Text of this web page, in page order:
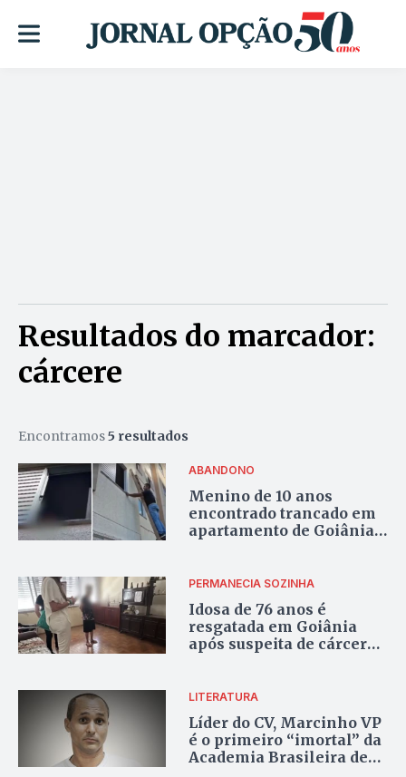
Resultados do marcador:
cárcere
Encontramos5 resultados
ABANDONO
Menino de 10 anos
encontrado trancado em
apartamento de Goiânia
PERMANECIA SOZINHA
Idosa de 76 anos é
resgatada em Goiânia
após suspeita de cárcere
LITERATURA
Líder do CV, Marcinho VP
é o primeiro “imortal” da
Academia Brasileira de